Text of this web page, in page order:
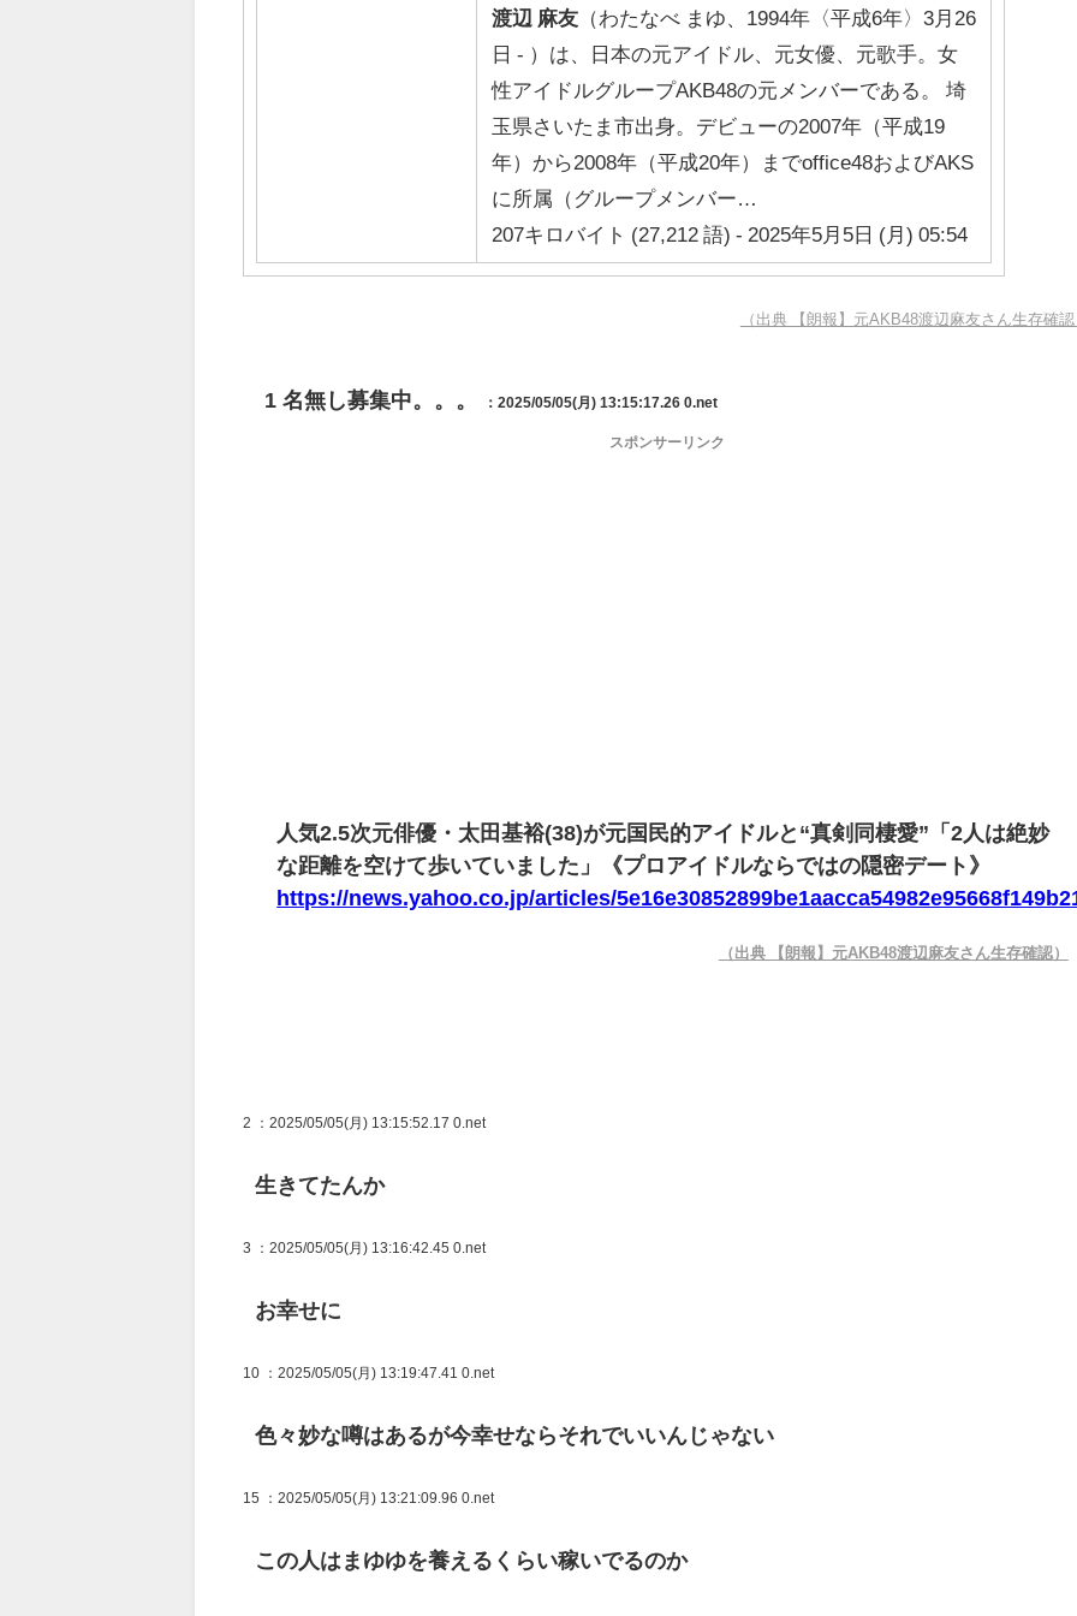
渡辺 麻友 （わたなべ まゆ、1994年〈平成6年〉3月26
日 - ）は、日本の元アイドル、元女優、元歌手。女
性アイドルグループAKB48の元メンバーである。 埼
玉県さいたま市出身。デビューの2007年（平成19
年）から2008年（平成20年）までoffice48およびAKS
に所属（グループメンバー…
207キロバイト (27,212 語) - 2025年5月5日 (月) 05:54
（出典 【朗報】元AKB48渡辺麻友さん生存確
1 名無し募集中。。。 ：2025/05/05(月) 13:15:17.26 0.net
スポンサーリンク
人気2.5次元俳優・太田基裕(38)が元国民的アイドルと“真剣同棲愛”「2人は絶妙
な距離を空けて歩いていました」《プロアイドルならではの隠密デート》
https://news.yahoo.co.jp/articles/
（出典 【朗報】元AKB48渡辺麻友さん生存確認）
2 ：2025/05/05(月) 13:15:52.17 0.net
生きてたんか
3 ：2025/05/05(月) 13:16:42.45 0.net
お幸せに
10 ：2025/05/05(月) 13:19:47.41 0.net
色々妙な噂はあるが今幸せならそれでいいんじゃない
15 ：2025/05/05(月) 13:21:09.96 0.net
この人はまゆゆを養えるくらい稼いでるのか